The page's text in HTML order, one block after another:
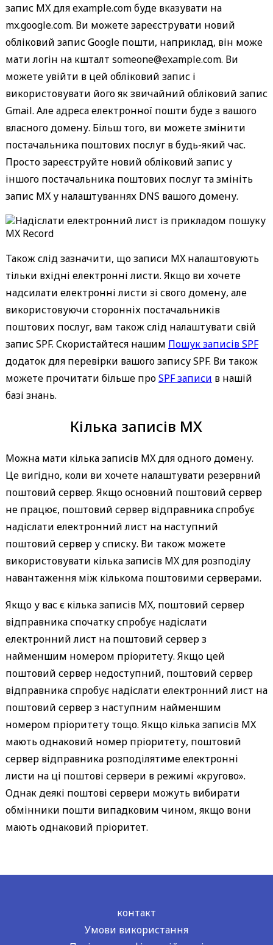
запис MX для example.com буде вказувати на
mx.google.com. Ви можете зареєструвати новий
обліковий запис Google пошти, наприклад, він може
мати логін на кшталт someone@example.com. Ви
можете увійти в цей обліковий запис і
використовувати його як звичайний обліковий запис
Gmail. Але адреса електронної пошти буде з вашого
власного домену. Більш того, ви можете змінити
постачальника поштових послуг в будь-який час.
Просто зареєструйте новий обліковий запис у
іншого постачальника поштових послуг та змініть
запис MX у налаштуваннях DNS вашого домену.
Також слід зазначити, що записи MX налаштовують
тільки вхідні електронні листи. Якщо ви хочете
надсилати електронні листи зі свого домену, але
використовуючи сторонніх постачальників
поштових послуг, вам також слід налаштувати свій
запис SPF. Скористайтеся нашим Пошук записів SPF
додаток для перевірки вашого запису SPF. Ви також
можете прочитати більше проSPF записи в нашій
базі знань.
Кілька записів MX
Можна мати кілька записів MX для одного домену.
Це вигідно, коли ви хочете налаштувати резервний
поштовий сервер. Якщо основний поштовий сервер
не працює, поштовий сервер відправника спробує
надіслати електронний лист на наступний
поштовий сервер у списку. Ви також можете
використовувати кілька записів MX для розподілу
навантаження між кількома поштовими серверами.
Якщо у вас є кілька записів MX, поштовий сервер
відправника спочатку спробує надіслати
електронний лист на поштовий сервер з
найменшим номером пріоритету. Якщо цей
поштовий сервер недоступний, поштовий сервер
відправника спробує надіслати електронний лист на
поштовий сервер з наступним найменшим
номером пріоритету тощо. Якщо кілька записів MX
мають однаковий номер пріоритету, поштовий
сервер відправника розподілятиме електронні
листи на ці поштові сервери в режимі «кругово».
Однак деякі поштові сервери можуть вибирати
обмінники пошти випадковим чином, якщо вони
мають однаковий пріоритет.
контакт
Умови використання